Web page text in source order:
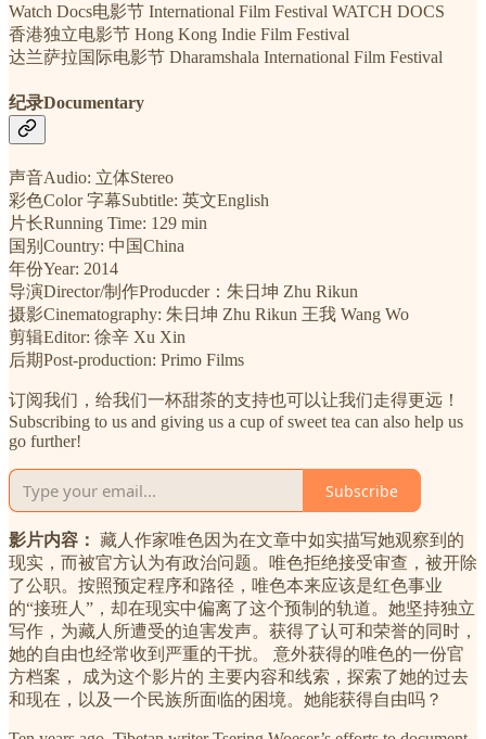
Watch Docs电影节 International Film Festival WATCH DOCS
香港独立电影节 Hong Kong Indie Film Festival
达兰萨拉国际电影节 Dharamshala International Film Festival
纪录Documentary
声音Audio: 立体Stereo
彩色Color 字幕Subtitle: 英文English
片长Running Time: 129 min
国别Country: 中国China
年份Year: 2014
导演Director/制作Producder：朱日坤 Zhu Rikun
摄影Cinematography: 朱日坤 Zhu Rikun 王我 Wang Wo
剪辑Editor: 徐辛 Xu Xin
后期Post-production: Primo Films
订阅我们，给我们一杯甜茶的支持也可以让我们走得更远！
Subscribing to us and giving us a cup of sweet tea can also help us
go further!
Subscribe
影片内容： 藏人作家唯色因为在文章中如实描写她观察到的
现实，而被官方认为有政治问题。唯色拒绝接受审查，被开除
了公职。按照预定程序和路径，唯色本来应该是红色事业
的“接班人”，却在现实中偏离了这个预制的轨道。她坚持独立
写作，为藏人所遭受的迫害发声。获得了认可和荣誉的同时，
她的自由也经常收到严重的干扰。 意外获得的唯色的一份官
方档案， 成为这个影片的 主要内容和线索，探索了她的过去
和现在，以及一个民族所面临的困境。她能获得自由吗？